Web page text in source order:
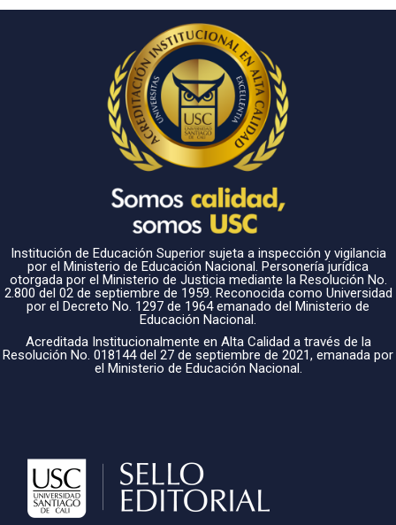
Institución de Educación Superior sujeta a inspección y vigilancia
por el Ministerio de Educación Nacional. Personería jurídica
otorgada por el Ministerio de Justicia mediante la Resolución No.
2.800 del 02 de septiembre de 1959. Reconocida como Universidad
por el Decreto No. 1297 de 1964 emanado del Ministerio de
Educación Nacional.
Acreditada Institucionalmente en Alta Calidad a través de la
Resolución No. 018144 del 27 de septiembre de 2021, emanada por
el Ministerio de Educación Nacional.